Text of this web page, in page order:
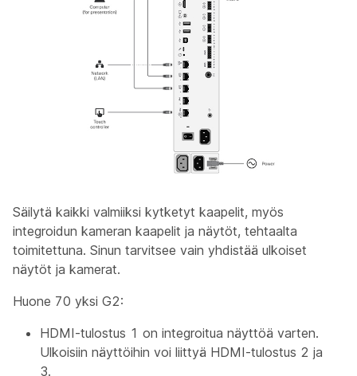
Säilytä kaikki valmiiksi kytketyt kaapelit, myös
integroidun kameran kaapelit ja näytöt, tehtaalta
toimitettuna. Sinun tarvitsee vain yhdistää ulkoiset
näytöt ja kamerat.
Huone 70 yksi G2:
HDMI-tulostus 1 on integroitua näyttöä varten.
Ulkoisiin näyttöihin voi liittyä HDMI-tulostus 2 ja
3.